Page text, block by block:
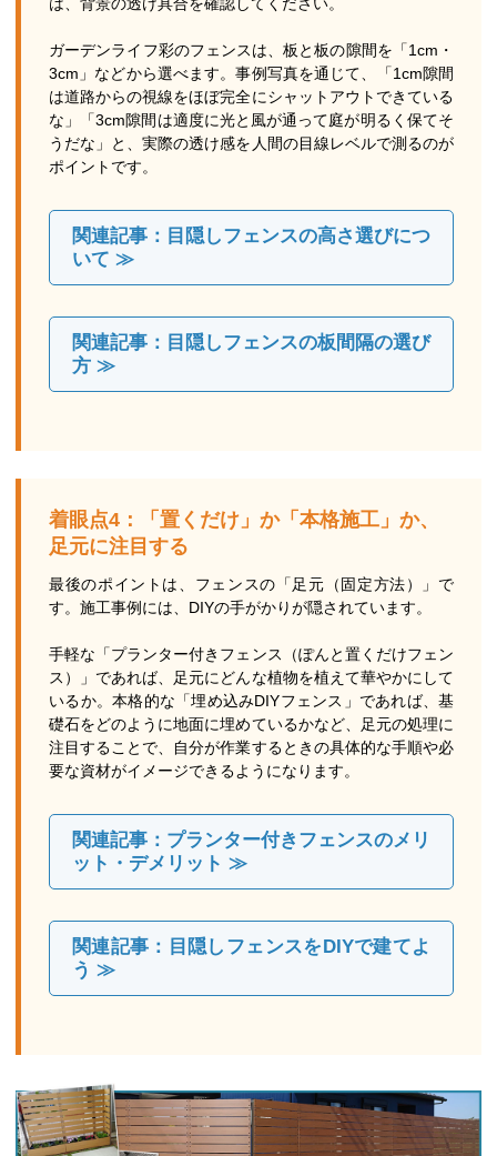
ガーデンライフ彩のフェンスは、板と板の隙間を「1cm・
3cm」などから選べます。事例写真を通じて、「1cm隙間
は道路からの視線をほぼ完全にシャットアウトできている
な」「3cm隙間は適度に光と風が通って庭が明るく保てそ
うだな」と、実際の透け感を人間の目線レベルで測るのが
ポイントです。
関連記事：目隠しフェンスの高さ選びにつ
いて ≫
関連記事：目隠しフェンスの板間隔の選び
方 ≫
着眼点4：「置くだけ」か「本格施工」か、
足元に注目する
最後のポイントは、フェンスの「足元（固定方法）」で
す。施工事例には、DIYの手がかりが隠されています。
手軽な「プランター付きフェンス（ぽんと置くだけフェン
ス）」であれば、足元にどんな植物を植えて華やかにして
いるか。本格的な「埋め込みDIYフェンス」であれば、基
礎石をどのように地面に埋めているかなど、足元の処理に
注目することで、自分が作業するときの具体的な手順や必
要な資材がイメージできるようになります。
関連記事：プランター付きフェンスのメリ
ット・デメリット ≫
関連記事：目隠しフェンスをDIYで建てよ
う ≫